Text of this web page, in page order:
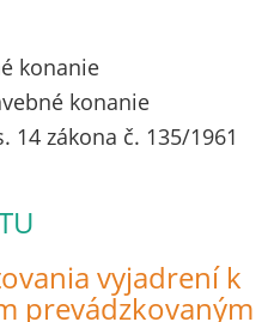
konanie
konanie
14 zákona č. 135/1961
vyjadrení k
prevádzkovaným